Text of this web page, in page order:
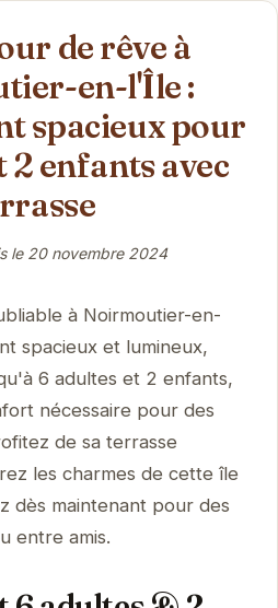
de rêve à
en-l'Île :
spacieux pour
2 enfants avec
le 20 novembre 2024
à Noirmoutier-en-
spacieux et lumineux,
6 adultes et 2 enfants,
nécessaire pour des
de sa terrasse
les charmes de cette île
dès maintenant pour des
entre amis.